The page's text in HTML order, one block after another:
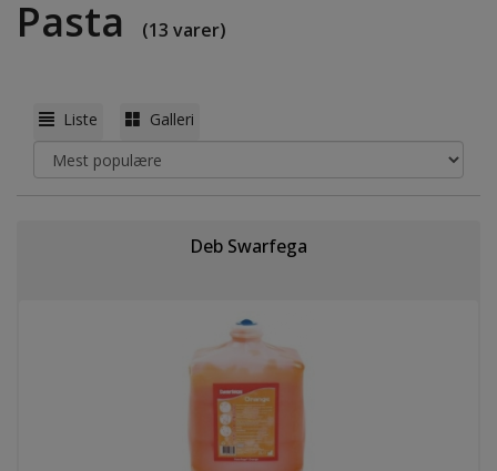
Pasta (13 varer)
Liste Galleri
Deb Swarfega